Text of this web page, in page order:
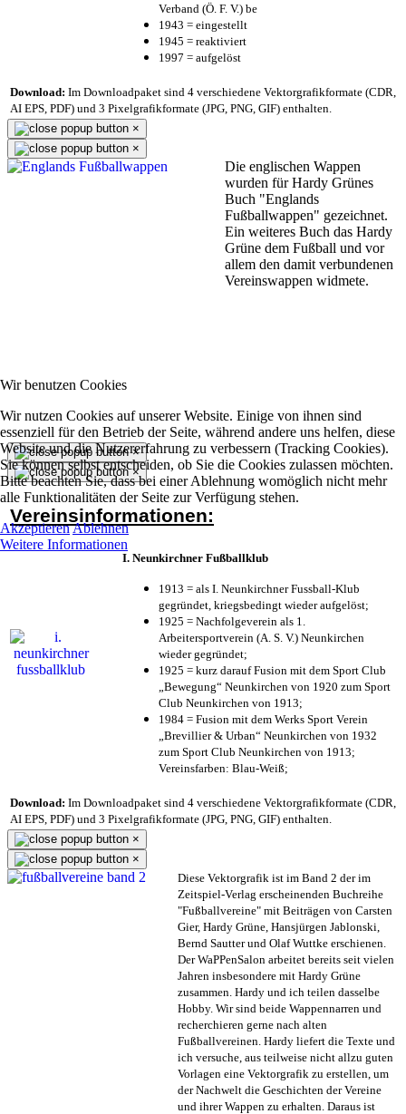
Wir benutzen Cookies
Wir nutzen Cookies auf unserer Website. Einige von ihnen sind
essenziell für den Betrieb der Seite, während andere uns helfen, diese
Website und die Nutzererfahrung zu verbessern (Tracking Cookies).
Sie können selbst entscheiden, ob Sie die Cookies zulassen möchten.
Bitte beachten Sie, dass bei einer Ablehnung womöglich nicht mehr
alle Funktionalitäten der Seite zur Verfügung stehen.
AkzeptierenAblehnen
Weitere Informationen
Verband (Ö. F. V.) be
1943 = eingestellt
1945 = reaktiviert
1997 = aufgelöst
Download: Im Downloadpaket sind 4 verschiedene Vektorgrafikformate (CDR,
AI EPS, PDF) und 3 Pixelgrafikformate (JPG, PNG, GIF) enthalten.
×
×
Die englischen Wappen
wurden für Hardy Grünes
Buch "Englands
Fußballwappen" gezeichnet.
Ein weiteres Buch das Hardy
Grüne dem Fußball und vor
allem den damit verbundenen
Vereinswappen widmete.
×
×
Vereinsinformationen:
I. Neunkirchner Fußballklub
1913 = als I. Neunkirchner Fussball-Klub
gegründet, kriegsbedingt wieder aufgelöst;
1925 = Nachfolgeverein als 1.
Arbeitersportverein (A. S. V.) Neunkirchen
wieder gegründet;
1925 = kurz darauf Fusion mit dem Sport Club
„Bewegung“ Neunkirchen von 1920 zum Sport
Club Neunkirchen von 1913;
1984 = Fusion mit dem Werks Sport Verein
„Brevillier & Urban“ Neunkirchen von 1932
zum Sport Club Neunkirchen von 1913;
Vereinsfarben: Blau-Weiß;
Download: Im Downloadpaket sind 4 verschiedene Vektorgrafikformate (CDR,
AI EPS, PDF) und 3 Pixelgrafikformate (JPG, PNG, GIF) enthalten.
×
×
Diese Vektorgrafik ist im Band 2 der im
Zeitspiel-Verlag erscheinenden Buchreihe
"Fußballvereine" mit Beiträgen von Carsten
Gier, Hardy Grüne, Hansjürgen Jablonski,
Bernd Sautter und Olaf Wuttke erschienen.
Der WaPPenSalon arbeitet bereits seit vielen
Jahren insbesondere mit Hardy Grüne
zusammen. Hardy und ich teilen dasselbe
Hobby. Wir sind beide Wappennarren und
recherchieren gerne nach alten
Fußballvereinen. Hardy liefert die Texte und
ich versuche, aus teilweise nicht allzu guten
Vorlagen eine Vektorgrafik zu erstellen, um
der Nachwelt die Geschichten der Vereine
und ihrer Wappen zu erhalten. Daraus ist